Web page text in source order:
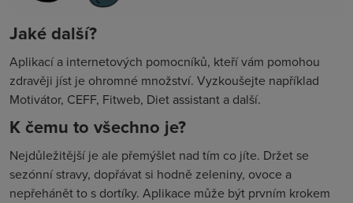
Jaké další?
Aplikací a internetových pomocníků, kteří vám pomohou
zdravěji jíst je ohromné množství. Vyzkoušejte například
Motivátor, CEFF, Fitweb, Diet assistant a další.
K čemu to všechno je?
Nejdůležitější je ale přemýšlet nad tím co jíte. Držet se
sezónní stravy, dopřávat si hodně zeleniny, ovoce a
nepřehánět to s dortíky. Aplikace může být prvním krokem